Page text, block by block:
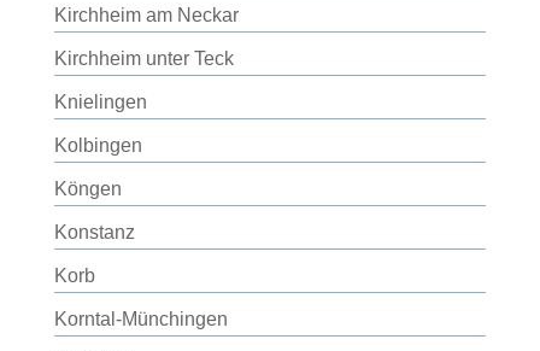
Kirchheim am Neckar
Kirchheim unter Teck
Knielingen
Kolbingen
Köngen
Konstanz
Korb
Korntal-Münchingen